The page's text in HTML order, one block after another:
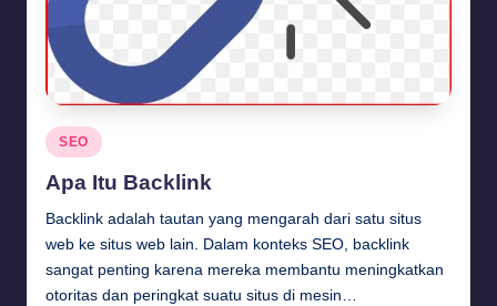
Posted
in
SEO
Apa Itu Backlink
Backlink adalah tautan yang mengarah dari satu situs
web ke situs web lain. Dalam konteks SEO, backlink
sangat penting karena mereka membantu meningkatkan
otoritas dan peringkat suatu situs di mesin…